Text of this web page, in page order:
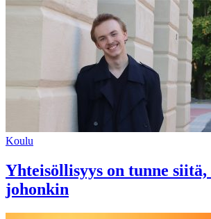
Koulu
Yhteisöllisyys on tunne
johonkin